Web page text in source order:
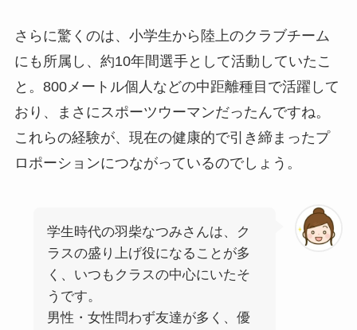
さらに驚くのは、小学生から陸上のクラブチーム
にも所属し、約10年間選手として活動していたこ
と。800メートル個人などの中距離種目で活躍して
おり、まさにスポーツウーマンだったんですね。
これらの経験が、現在の健康的で引き締まったプ
ロポーションにつながっているのでしょう。
学生時代の羽柴なつみさんは、ク
ラスの盛り上げ役になることが多
く、いつもクラスの中心にいたそ
うです。
男性・女性問わず友達が多く、優